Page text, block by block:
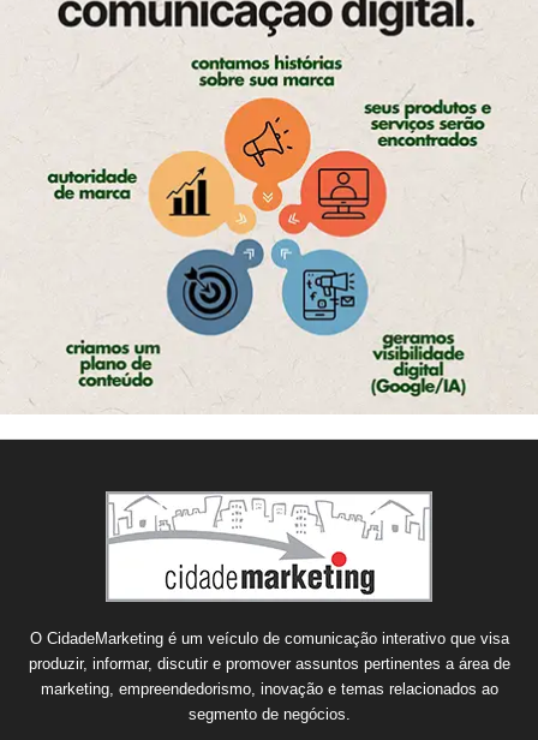
O CidadeMarketing é um veículo de comunicação interativo que visa
produzir, informar, discutir e promover assuntos pertinentes a área de
marketing, empreendedorismo, inovação e temas relacionados ao
segmento de negócios.